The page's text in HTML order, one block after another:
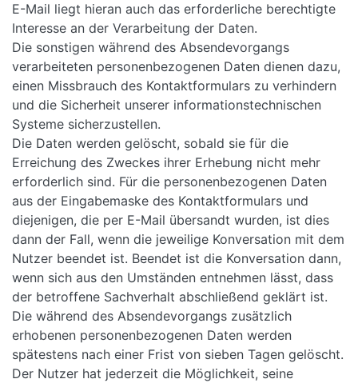
E-Mail liegt hieran auch das erforderliche berechtigte
Interesse an der Verarbeitung der Daten.
Die sonstigen während des Absendevorgangs
verarbeiteten personenbezogenen Daten dienen dazu,
einen Missbrauch des Kontaktformulars zu verhindern
und die Sicherheit unserer informationstechnischen
Systeme sicherzustellen.
Die Daten werden gelöscht, sobald sie für die
Erreichung des Zweckes ihrer Erhebung nicht mehr
erforderlich sind. Für die personenbezogenen Daten
aus der Eingabemaske des Kontaktformulars und
diejenigen, die per E-Mail übersandt wurden, ist dies
dann der Fall, wenn die jeweilige Konversation mit dem
Nutzer beendet ist. Beendet ist die Konversation dann,
wenn sich aus den Umständen entnehmen lässt, dass
der betroffene Sachverhalt abschließend geklärt ist.
Die während des Absendevorgangs zusätzlich
erhobenen personenbezogenen Daten werden
spätestens nach einer Frist von sieben Tagen gelöscht.
Der Nutzer hat jederzeit die Möglichkeit, seine